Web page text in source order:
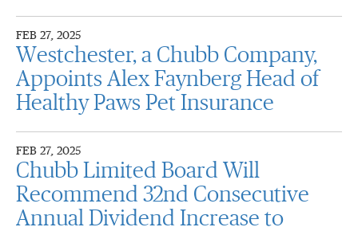
FEB 27, 2025
Westchester, a Chubb Company,
Appoints Alex Faynberg Head of
Healthy Paws Pet Insurance
FEB 27, 2025
Chubb Limited Board Will
Recommend 32nd Consecutive
Annual Dividend Increase to